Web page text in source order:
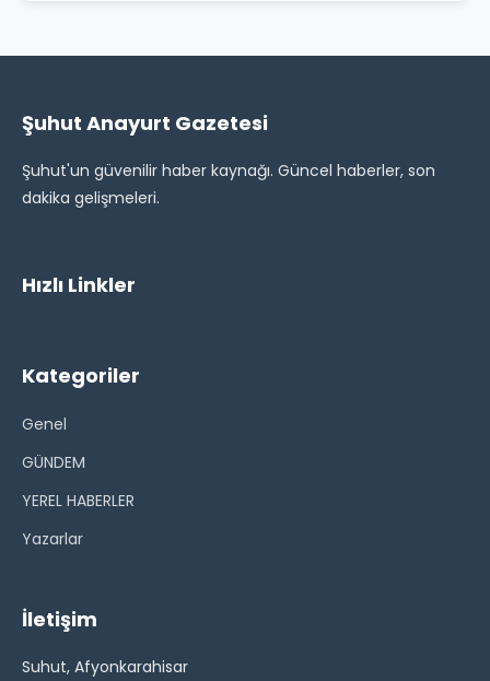
Şuhut Anayurt Gazetesi
Şuhut'un güvenilir haber kaynağı. Güncel haberler, son
dakika gelişmeleri.
Hızlı Linkler
Kategoriler
Genel
GÜNDEM
YEREL HABERLER
Yazarlar
İletişim
Suhut, Afyonkarahisar